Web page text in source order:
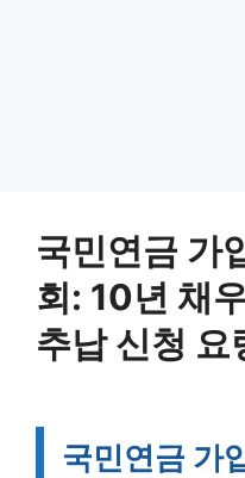
국민연금 가
회: 10년 채
추납 신청 요
국민연금 가